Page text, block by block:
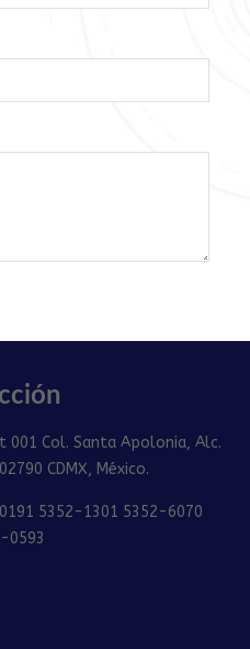
001 Col. Santa Apolonia, Alc.
CDMX, México.
5352-1301 5352-6070
0593